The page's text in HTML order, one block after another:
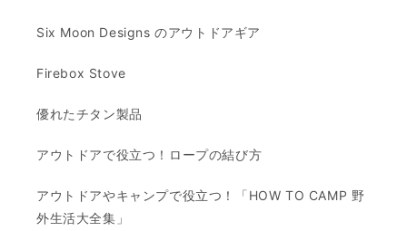
Six Moon Designs のアウトドアギア
Firebox Stove
優れたチタン製品
アウトドアで役立つ！ロープの結び方
アウトドアやキャンプで役立つ！「HOW TO CAMP 野
外生活大全集」